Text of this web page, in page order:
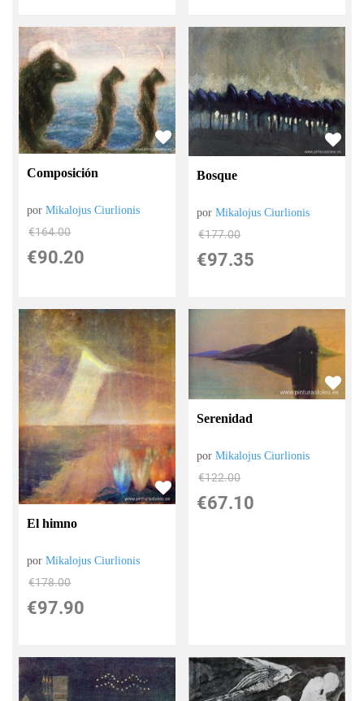
Composición
porMikalojus Ciurlionis
€164.00
€90.20
Bosque
porMikalojus Ciurlionis
€177.00
€97.35
El himno
porMikalojus Ciurlionis
€178.00
€97.90
Serenidad
porMikalojus Ciurlionis
€122.00
€67.10